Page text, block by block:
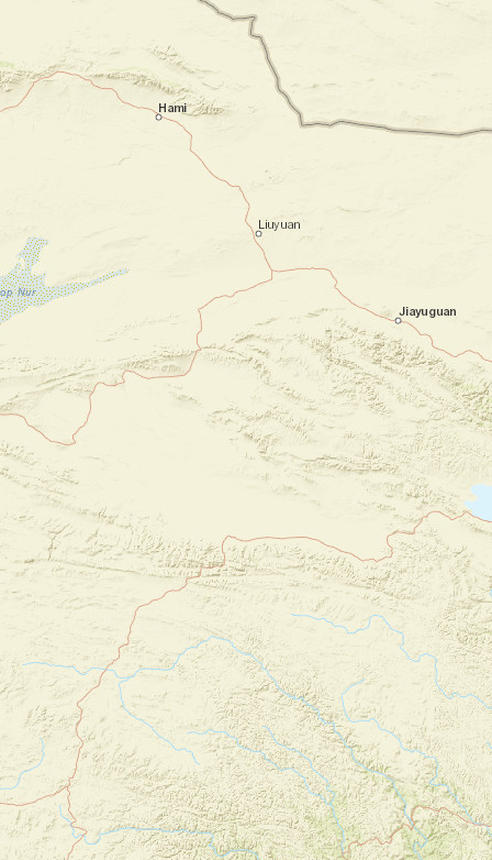
L’après-midi, visite de la pagode Chauk Htet
Gyi, de la pagode Sulé et des quartiers
Chinois et Indien.
En fin d’après-midi, visite du quartier
colonial et ses bâtiments anciens comme la
vieille poste, le célèbre hôtel Strand et le
port de Yangon.
Au coucher du soleil, visite de la
majestueuse pagode Shwedagon, dont le
dôme doré domine la ville.
Votre hébergement à Yangon :maison
d'hôte Alamanda Inn
Jour 2
Visite des pagodes de Mandalay
Yangon - Mandalay
Après le petit-déjeuner, transfert à
l’aéroport et envol pour Mandalay.
Transfert à l’hôtel en passant par le centre
ville, afin d’avoir un premier contact avec la
dernière capitale royale de Birmanie. Visite
de la pagode du grand sage Mahamuni, du
monastère Shwenandaw, ancien bâtiment du
Palais Royal entièrement construit en bois
de teck, la pagode Kyauktawgyi et son
Bouddha assis, taillé dans un unique bloc de
marbre.
Dernier arrêt aux ateliers de fabrication de
feuilles d’or. Coucher de soleil depuis la
colline de Mandalay.